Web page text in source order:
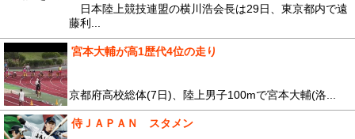
日本陸上競技連盟の横川浩会長は29日、東京都内で遠
藤利...
宮本大輔が高1歴代4位の走り
京都府高校総体(7日)、陸上男子100mで宮本大輔(洛...
侍ＪＡＰＡＮ スタメン